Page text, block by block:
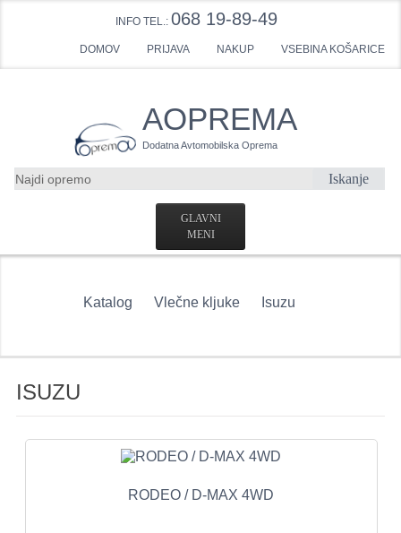
INFO TEL.: 068 19-89-49
DOMOV PRIJAVA NAKUP VSEBINA KOŠARICE
AOPREMA
Dodatna Avtomobilska Oprema
Iskanje
GLAVNI
MENI
USTVARI RAČUN
Katalog Vlečne kljuke Isuzu
ISUZU
RODEO / D-MAX 4WD